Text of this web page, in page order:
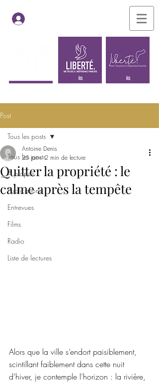
Post
Tous les posts
À propos
Publications
Entrevues
Films
Radio
Liste de lectures
Tous les posts
Quitter la propriété : le
calme après la tempête
Antoine Denis
25 janv. 2 min de lecture
Alors que la ville s’endort paisiblement,
scintillant faiblement dans cette nuit
d’hiver, je contemple l’horizon : la rivière,